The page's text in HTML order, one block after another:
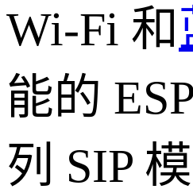
Wi-Fi 和
能的
列 SIP